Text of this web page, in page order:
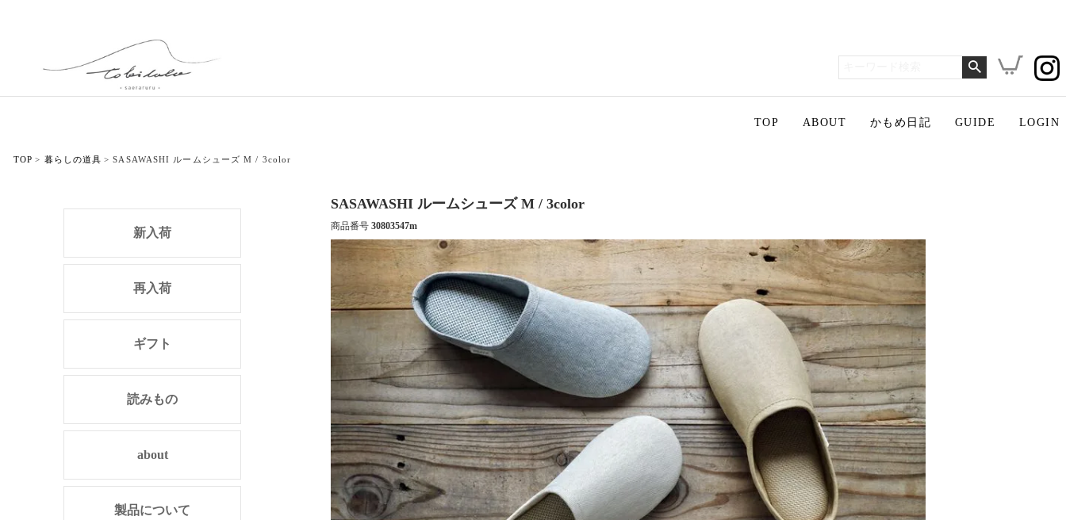
TOP ABOUT かもめ日記 GUIDE LOGIN
TOP 暮らしの道具 SASAWASHI ルームシューズ M / 3color
新入荷
再入荷
ギフト
読みもの
about
製品について
SASAWASHI ルームシューズ M / 3color
商品番号 30803547m